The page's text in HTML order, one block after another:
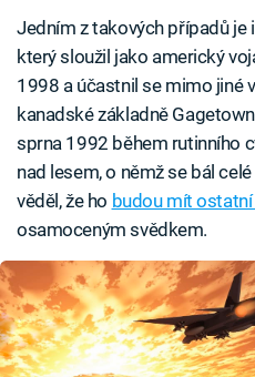
Jedním z takových případů je
který sloužil jako americký
1998 a účastnil se mimo jiné
kanadské základně
sprna 1992 během rutinního
nad lesem, o němž se bál
věděl, že ho budou mít ostatní
osamoceným svědkem.